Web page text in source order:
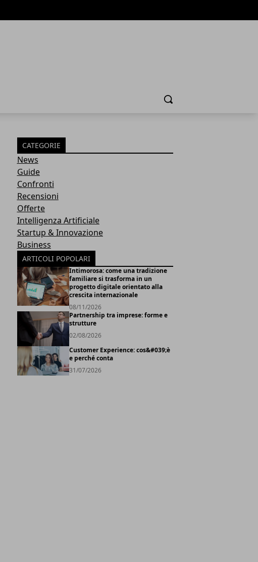
Cerca
CATEGORIE
News
Guide
Confronti
Recensioni
Offerte
Intelligenza Artificiale
Startup & Innovazione
Business
ARTICOLI POPOLARI
Intimorosa: come una tradizione
familiare si trasforma in un
progetto digitale orientato alla
crescita internazionale
08/11/2026
Partnership tra imprese: forme e
strutture
02/08/2026
Customer Experience: cos&#039;è
e perché conta
31/07/2026